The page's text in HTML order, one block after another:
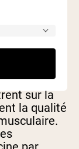
sur la
la qualité